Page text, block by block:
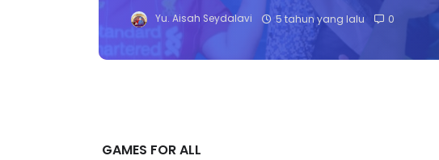
Yu. Aisah Seydalavi 5 tahun yang lalu 0
GAMES FOR ALL